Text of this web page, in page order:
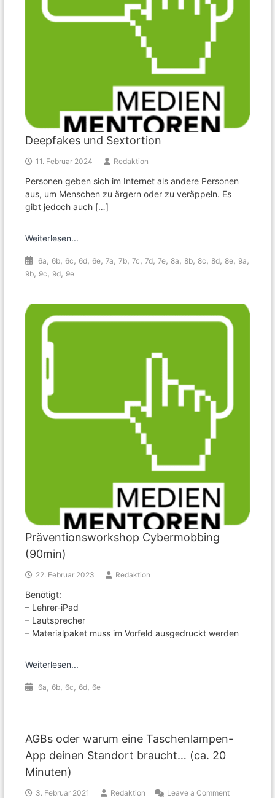
Deepfakes und Sextortion
11. Februar 2024 Redaktion
Personen geben sich im Internet als andere Personen
aus, um Menschen zu ärgern oder zu veräppeln. Es
gibt jedoch auch […]
Weiterlesen...
6a , 6b, 6c , 6d, 6e,7a ,7b,7c ,7d,7e, 8a , 8b, 8c , 8d, 8e, 9a ,
9b, 9c , 9d, 9e
Präventionsworkshop Cybermobbing
(90min)
22. Februar 2023 Redaktion
Benötigt:
– Lehrer-iPad
– Lautsprecher
– Materialpaket muss im Vorfeld ausgedruckt werden
Weiterlesen...
6a , 6b, 6c , 6d, 6e
AGBs oder warum eine Taschenlampen-
App deinen Standort braucht… (ca. 20
Minuten)
3. Februar 2021 Redaktion Leave a Comment